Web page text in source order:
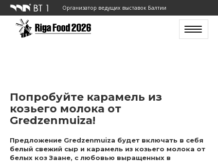
Организатор ведущих выставок Балтии
Toggle
Попробуйте карамель из
козьего молока от
Gredzenmuiza!
Предложение Gredzenmuiza будет включать в себя
белый свежий сыр и карамель из козьего молока от
белых коз Заaнe, с любовью выращенных в